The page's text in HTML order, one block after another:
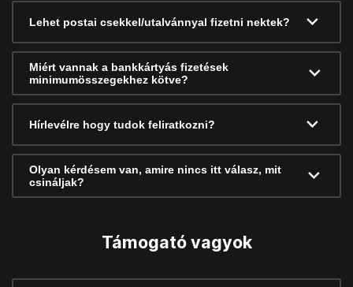
Lehet postai csekkel/utalvánnyal fizetni nektek?
Miért vannak a bankkártyás fizetések
minimumösszegekhez kötve?
Hírlevélre hogy tudok feliratkozni?
Olyan kérdésem van, amire nincs itt válasz, mit
csináljak?
Támogató vagyok